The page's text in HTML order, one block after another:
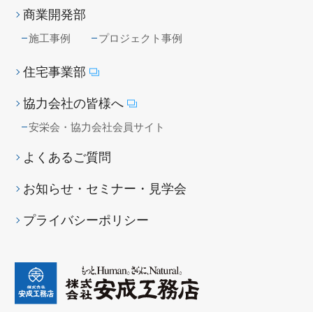
商業開発部
施工事例 プロジェクト事例
住宅事業部
協力会社の皆様へ
安栄会・協力会社会員サイト
よくあるご質問
お知らせ・セミナー・見学会
プライバシーポリシー